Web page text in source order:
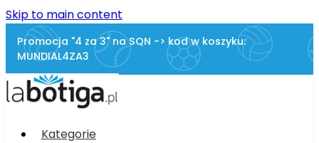
Skip to main content
Promocja "4 za 3" na SQN -> kod w koszyku:
MUNDIAL4ZA3
Kategorie